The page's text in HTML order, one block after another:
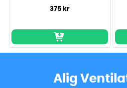
375 kr
Alig